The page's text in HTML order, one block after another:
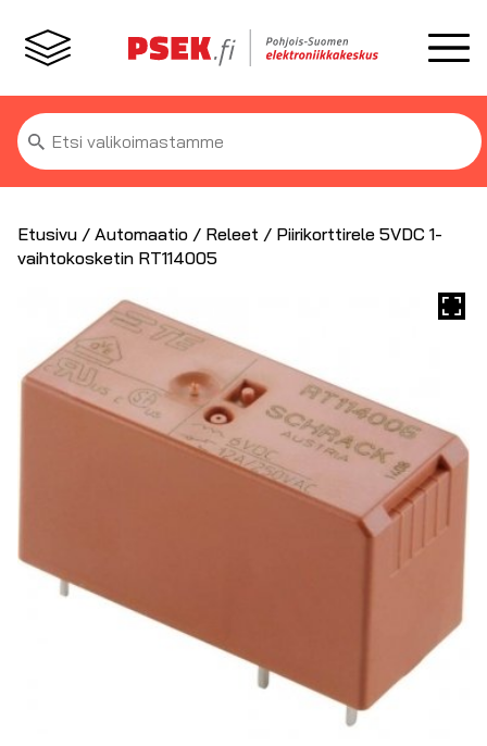
Etsi:
Etusivu / Automaatio / Releet / Piirikorttirele 5VDC 1-
vaihtokosketin RT114005